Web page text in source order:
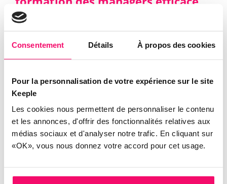
Consentement Détails À propos des cookies
Pour la personnalisation de votre expérience sur le site
Keeple
Les cookies nous permettent de personnaliser le contenu
et les annonces, d'offrir des fonctionnalités relatives aux
médias sociaux et d'analyser notre trafic. En cliquant sur
«OK», vous nous donnez votre accord pour cet usage.
Partir du réel managérial
Une formation des managers n’a d’impact que si
elle part de leur quotidien : gestion des
communication avec la hiérarchie… Les mises en
situation, les cas concrets et les échanges entre
pairs permettent d’ancrer les apprentissages et de
fournir des outils immédiatement utilisables.